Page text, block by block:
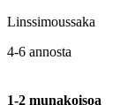
Linssimoussaka
4-6 annosta
1-2 munakoisoa